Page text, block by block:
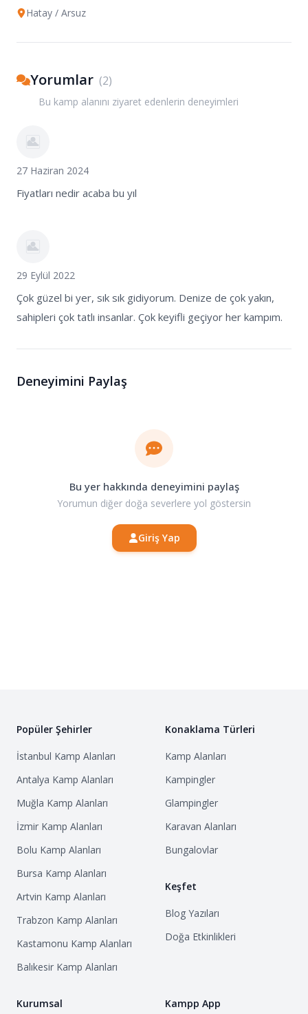
Hatay / Arsuz
Yorumlar (2)
Bu kamp alanını ziyaret edenlerin deneyimleri
27 Haziran 2024
Fiyatları nedir acaba bu yıl
29 Eylül 2022
Çok güzel bi yer, sık sık gidiyorum. Denize de çok yakın,
sahipleri çok tatlı insanlar. Çok keyifli geçiyor her kampım.
Deneyimini Paylaş
Bu yer hakkında deneyimini paylaş
Yorumun diğer doğa severlere yol göstersin
Giriş Yap
Popüler Şehirler
İstanbul Kamp Alanları
Antalya Kamp Alanları
Muğla Kamp Alanları
İzmir Kamp Alanları
Bolu Kamp Alanları
Bursa Kamp Alanları
Artvin Kamp Alanları
Trabzon Kamp Alanları
Kastamonu Kamp Alanları
Balıkesir Kamp Alanları
Konaklama Türleri
Kamp Alanları
Kampingler
Glampingler
Karavan Alanları
Bungalovlar
Keşfet
Blog Yazıları
Doğa Etkinlikleri
Kurumsal Kampp App